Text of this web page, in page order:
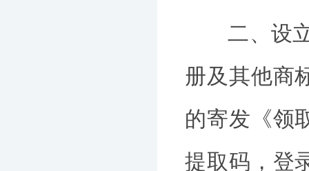
二、设立
册及其他商
的寄发《领
提取码，登